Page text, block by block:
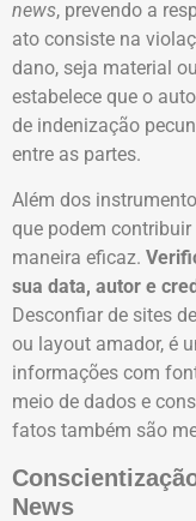
news, prevendo a
ato consiste na
dano, seja material
estabelece que o
de indenização
entre as partes.
Além dos
que podem
maneira eficaz.
sua data, autor e
Desconfiar de sites
ou layout amador, é
informações com
meio de dados e
fatos também são
News